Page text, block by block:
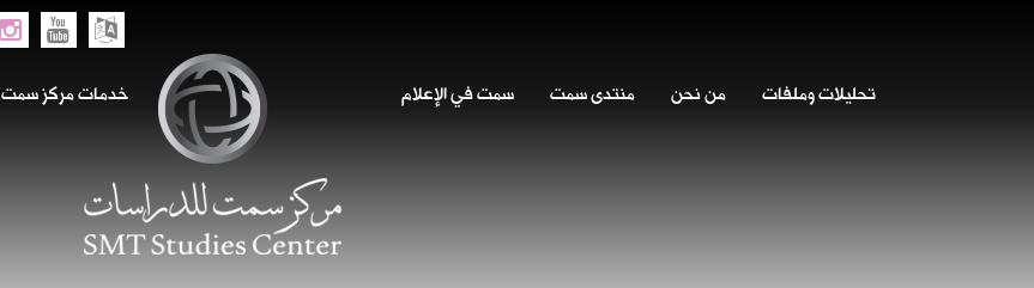
تحليلات وملفات من نحن منتدى سمت سمت في الإعلام خدمات مركز سمت